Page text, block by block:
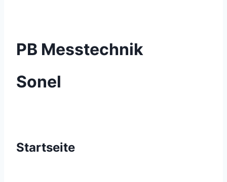
PB Messtechnik
Sonel
Startseite